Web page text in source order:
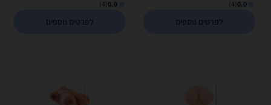
0.0
(4)
לפרטים נוספים
0.0
(4)
לפרטים נוספים